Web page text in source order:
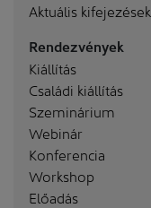
Aktuális kifejezések
Rendezvények
Kiállítás
Családi kiállítás
Szeminárium
Webinár
Konferencia
Workshop
Előadás